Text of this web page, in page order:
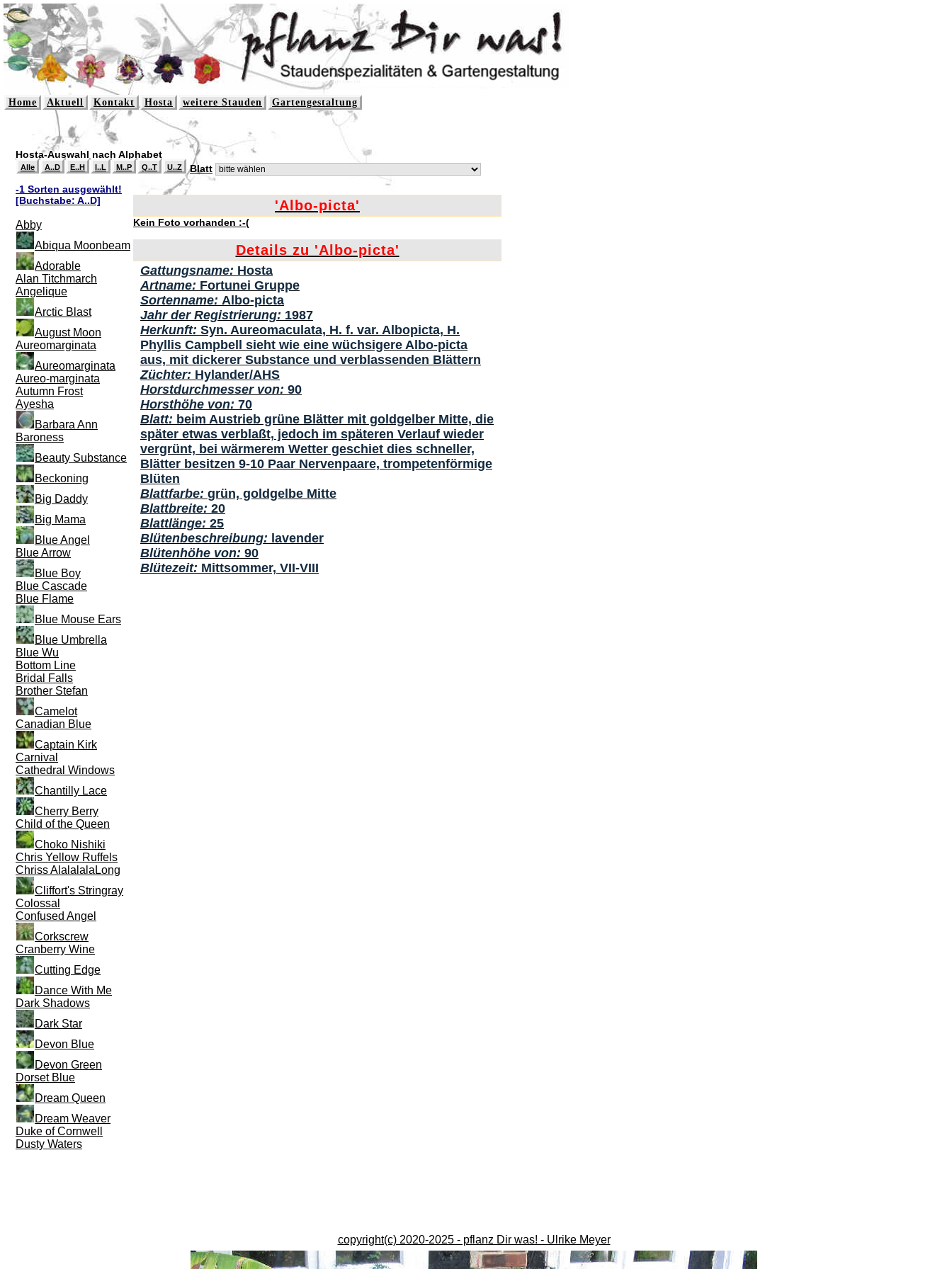
Home Aktuell Kontakt Hosta weitere Stauden Gartengestaltung
Hosta-Auswahl nach Alphabet
Alle A..D E..H I..L M..P Q..T U..Z
Blatt
-1 Sorten ausgewählt!
[Buchstabe: A..D]
Abby
Abiqua Moonbeam
Adorable
Alan Titchmarch
Angelique
Arctic Blast
August Moon
Aureomarginata
Aureomarginata
Aureo-marginata
Autumn Frost
Ayesha
Barbara Ann
Baroness
Beauty Substance
Beckoning
Big Daddy
Big Mama
Blue Angel
Blue Arrow
Blue Boy
Blue Cascade
Blue Flame
Blue Mouse Ears
Blue Umbrella
Blue Wu
Bottom Line
Bridal Falls
Brother Stefan
Camelot
Canadian Blue
Captain Kirk
Carnival
Cathedral Windows
Chantilly Lace
Cherry Berry
Child of the Queen
Choko Nishiki
Chris Yellow Ruffels
Chriss AlalalalaLong
Cliffort's Stringray
Colossal
Confused Angel
Corkscrew
Cranberry Wine
Cutting Edge
Dance With Me
Dark Shadows
Dark Star
Devon Blue
Devon Green
Dorset Blue
Dream Queen
Dream Weaver
Duke of Cornwell
Dusty Waters
'Albo-picta'
Kein Foto vorhanden :-(
Details zu 'Albo-picta'
Gattungsname: Hosta
Artname: Fortunei Gruppe
Sortenname: Albo-picta
Jahr der Registrierung: 1987
Herkunft: Syn. Aureomaculata, H. f. var. Albopicta, H.
Phyllis Campbell sieht wie eine wüchsigere Albo-picta
aus, mit dickerer Substance und verblassenden Blättern
Züchter: Hylander/AHS
Horstdurchmesser von: 90
Horsthöhe von: 70
Blatt: beim Austrieb grüne Blätter mit goldgelber Mitte, die
später etwas verblaßt, jedoch im späteren Verlauf wieder
vergrünt, bei wärmerem Wetter geschiet dies schneller,
Blätter besitzen 9-10 Paar Nervenpaare, trompetenförmige
Blüten
Blattfarbe: grün, goldgelbe Mitte
Blattbreite: 20
Blattlänge: 25
Blütenbeschreibung: lavender
Blütenhöhe von: 90
Blütezeit: Mittsommer, VII-VIII
copyright(c) 2020-2025 - pflanz Dir was! - Ulrike Meyer